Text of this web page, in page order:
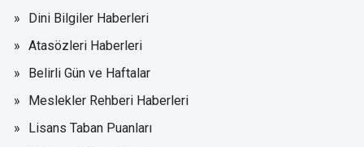
Dini Bilgiler Haberleri
Atasözleri Haberleri
Belirli Gün ve Haftalar
Meslekler Rehberi Haberleri
Lisans Taban Puanları